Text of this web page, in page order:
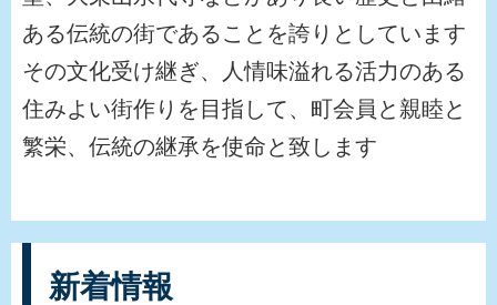
ある伝統の街であることを誇りとしています
その文化受け継ぎ、人情味溢れる活力のある
住みよい街作りを目指して、町会員と親睦と
繁栄、伝統の継承を使命と致します
新着情報